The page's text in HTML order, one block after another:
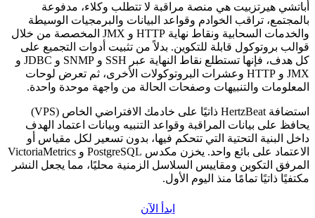
أباتشي هيرتزبيت هي منصة مراقبة لا تتطلب وكلاء، مدفوعة
بالمجتمع، تراقب الخوادم وقواعد البيانات والبرمجيات الوسيطة
والخدمات السحابية ونقاط نهاية HTTP و JMX المخصصة من خلال
قوالب بروتوكول قابلة للتكوين. بدلاً من تثبيت أدوات التجميع على
كل هدف، فإنها تستطلع نقاط النهاية عبر SSH و SNMP و JDBC و
JMX و HTTP وعشرات البروتوكولات الأخرى، ثم تعرض لوحات
المعلومات والتنبيهات وصفحات الحالة من واجهة موحدة واحدة.
استضافة HertzBeat ذاتيًا على خادمك الافتراضي الخاص (VPS)
يحافظ على بيانات المراقبة وقواعد التنبيه وبيانات اعتماد الهدف
داخل البنية التحتية التي تتحكم فيها، بدون تسعير لكل مقياس أو
الاعتماد على بائع واحد. يخزن مكدس PostgreSQL و VictoriaMetrics
المرفق التكوين ومقاييس السلاسل الزمنية محليًا، مما يجعل النشر
مكتفيًا ذاتيًا تمامًا منذ اليوم الأول.
ابدأ الآن